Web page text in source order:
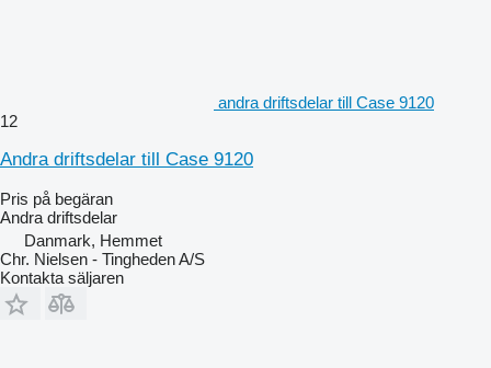
andra driftsdelar till Case 9120
12
Andra driftsdelar till Case 9120
Pris på begäran
Andra driftsdelar
Danmark, Hemmet
Chr. Nielsen - Tingheden A/S
Kontakta säljaren